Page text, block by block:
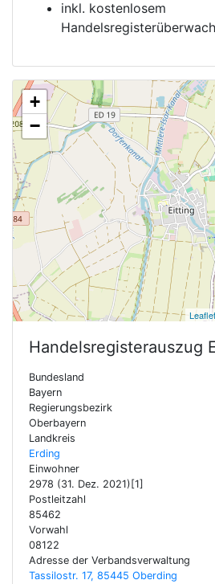
inkl. kostenlosem
+
−
Leaflet
Handelsregisterauszug
Bundesland
Bayern
Regierungsbezirk
Oberbayern
Landkreis
Erding
Einwohner
2978 (31. Dez. 2021)[1]
Postleitzahl
85462
Vorwahl
08122
Adresse der Verbandsverwaltung
Tassilostr. 17, 85445 Oberding